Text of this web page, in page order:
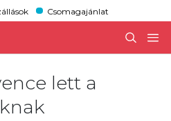
Csomagajánlat
lett a